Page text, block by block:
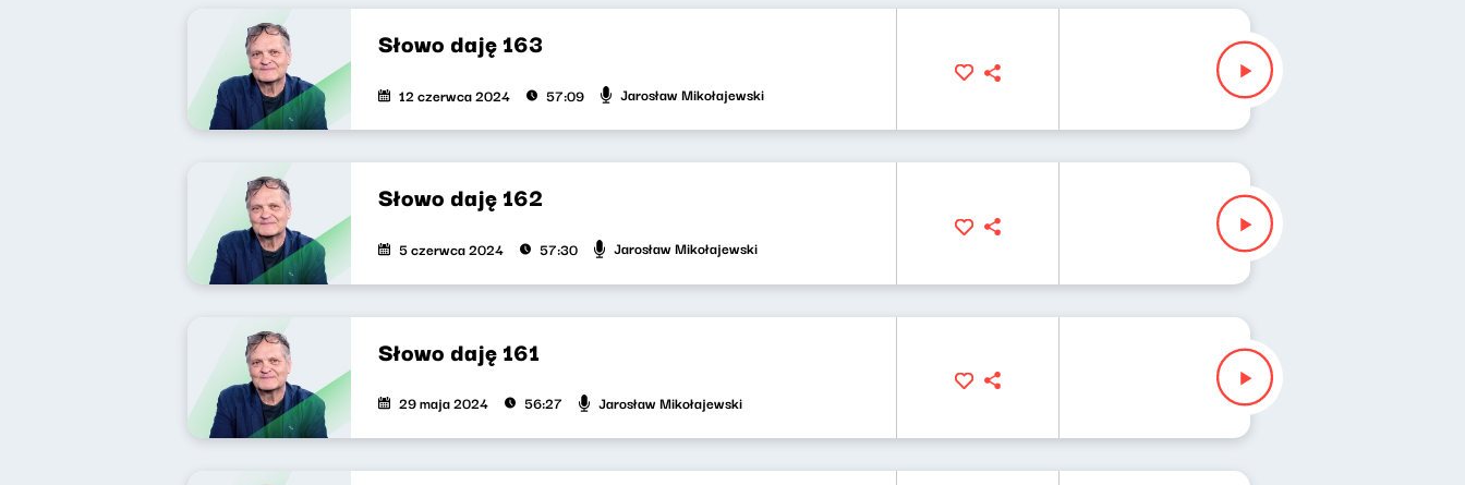
Słowo daję 163
12 czerwca 2024 57:09 Jarosław Mikołajewski
Słowo daję 162
5 czerwca 2024 57:30 Jarosław Mikołajewski
Słowo daję 161
29 maja 2024 56:27 Jarosław Mikołajewski